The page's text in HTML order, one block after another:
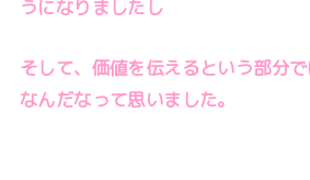
うになりましたし
そして、価値を伝えるという部分
なんだなって思いました。